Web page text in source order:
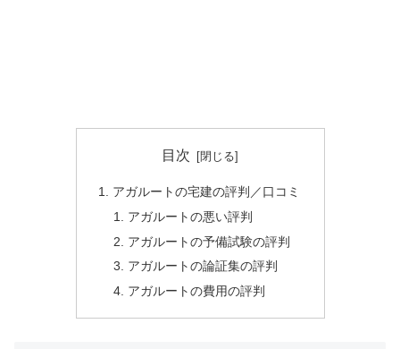
目次
アガルートの宅建の評判／口コミ
アガルートの悪い評判
アガルートの予備試験の評判
アガルートの論証集の評判
アガルートの費用の評判